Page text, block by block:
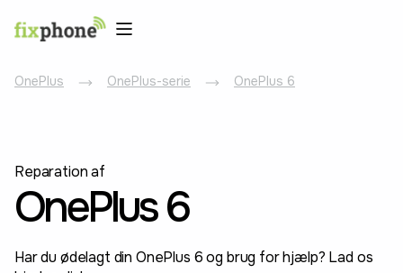
OnePlus OnePlus-serie OnePlus 6
Reparation af
OnePlus 6
Har du ødelagt din OnePlus 6 og brug for hjælp? Lad os